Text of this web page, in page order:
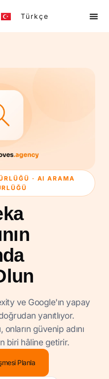
Türkçe
English
· AI ARAMA
ve Google'ın yapay
yanıtlıyor.
güvenip adını
biri hâline getirir.
Planla